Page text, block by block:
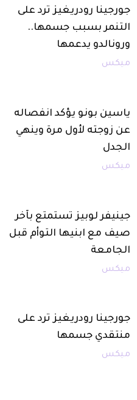
جورجينا رودريغيز ترد على
التنمر بسبب جسمها..
ورونالدو يدعمها
ميكس
ياسين بونو يؤكد انفصاله
عن زوجته لأول مرة وينهي
الجدل
ميكس
جينيفر لوبيز تستمتع بآخر
صيف مع ابنيها التوأم قبل
الجامعة
ميكس
جورجينا رودريغيز ترد على
منتقدي جسمها
ميكس